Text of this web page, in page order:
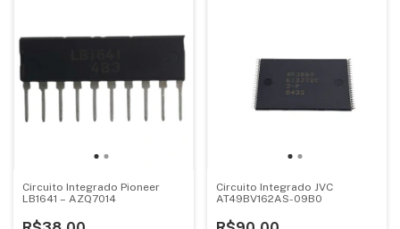
Circuito Integrado Pioneer
LB1641 – AZQ7014
Circuito Integrado JVC
AT49BV162AS-09B0